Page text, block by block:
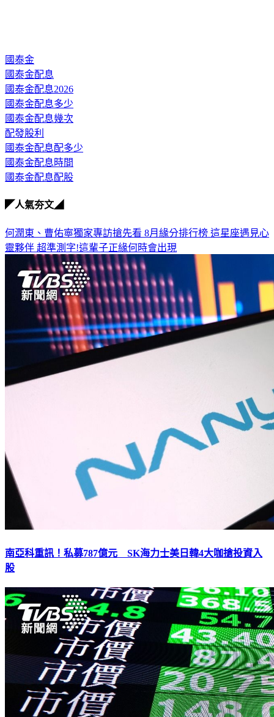
國泰金
國泰金配息
國泰金配息2026
國泰金配息多少
國泰金配息幾次
配發股利
國泰金配息配多少
國泰金配息時間
國泰金配息配股
◤人氣夯文◢
何潤東、曹佑寧獨家專訪搶先看 8月緣分排行榜 這星座遇見心
靈夥伴 超準測字!這輩子正緣何時會出現
南亞科重訊！私募787億元 SK海力士美日韓4大咖搶投資入
股